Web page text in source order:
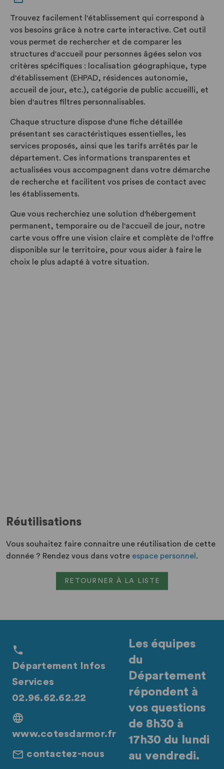
Trouvez facilement l'établissement qui correspond à
vos besoins grâce à notre carte interactive. Cet outil
vous permet de rechercher et de comparer les
structures d'accueil pour personnes âgées selon vos
critères spécifiques : localisation géographique, type
d'établissement (EHPAD, résidences autonomie,
accueil de jour, etc.), catégorie de public accueilli, et
bien d'autres filtres personnalisables.
Chaque structure dispose d'une fiche détaillée
présentant ses caractéristiques essentielles, les
services proposés, ainsi que les tarifs arrêtés par le
département. Ces informations transparentes et
actualisées vous accompagnent dans votre démarche
de recherche et facilitent vos prises de contact avec
les établissements.
Que vous recherchiez une solution d'hébergement
permanent, temporaire ou de l'accueil de jour, notre
carte vous offre une vision claire et complète de l'offre
disponible sur le territoire, pour vous aider à faire le
choix le plus adapté à votre situation.
Réutilisations
Vous souhaitez faire connaitre une réutilisation de cette
donnée ? Rendez vous dans votre espace personnel .
RETOURNER À LA LISTE
Département Infos
Services
02.96.62.62.22
www.cotesdarmor.fr
contactez-nous
Les équipes
du
Département
répondent à
vos questions
de 8h30 à
17h30 du lundi
au vendredi.